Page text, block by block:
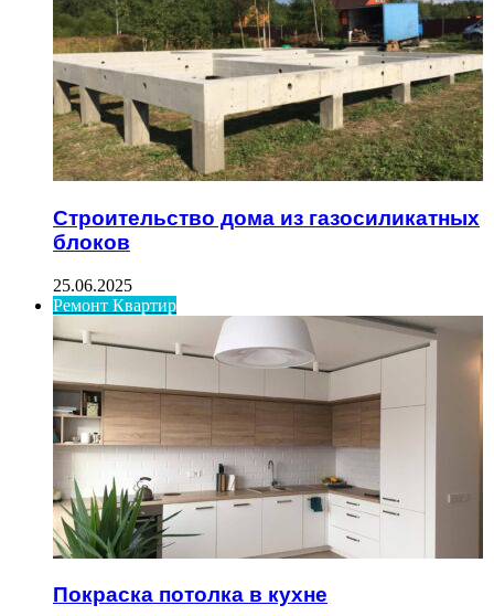
Строительство дома из газосиликатных
блоков
25.06.2025
Ремонт Квартир
Покраска потолка в кухне